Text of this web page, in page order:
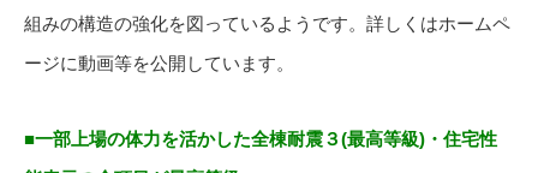
組みの構造の強化を図っているようです。詳しくはホームペ
ージに動画等を公開しています。
■一部上場の体力を活かした全棟耐震３(最高等級)・住宅性